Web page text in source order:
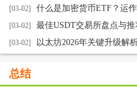
币教学
[03-02] 什么是加密货币ETF？运
[03-02]
最佳USDT交易所盘点与
台有哪些
[03-02]
以太坊2026年关键升级解
总结